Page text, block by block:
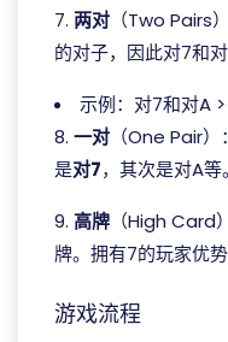
7. 两对 （Two Pairs
的对子，因此对7和
示例：对7和对A >
8. 一对 （One Pair
是对7，其次是对A等。
9. 高牌 （High Card
牌。拥有7的玩家优势
游戏流程